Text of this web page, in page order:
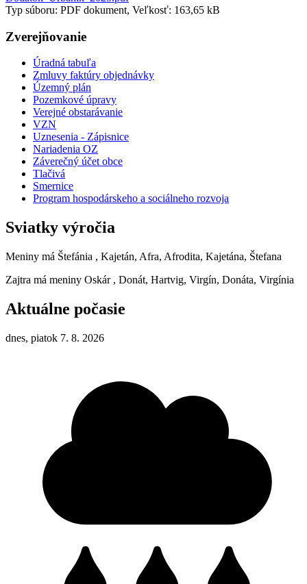
Typ súboru: PDF dokument, Veľkosť: 163,65 kB
Zverejňovanie
Úradná tabuľa
Zmluvy faktúry objednávky
Územný plán
Pozemkové úpravy
Verejné obstarávanie
VZN
Uznesenia - Zápisnice
Nariadenia OZ
Záverečný účet obce
Tlačivá
Smernice
Program hospodárskeho a sociálneho rozvoja
Sviatky výročia
Meniny má Štefánia , Kajetán, Afra, Afrodita, Kajetána, Štefana
Zajtra má meniny Oskár , Donát, Hartvig, Virgín, Donáta, Virgínia
Aktuálne počasie
dnes, piatok 7. 8. 2026